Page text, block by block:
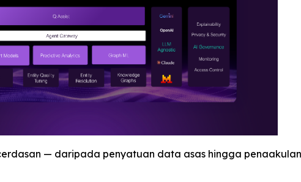
— daripada penyatuan data asas hingga